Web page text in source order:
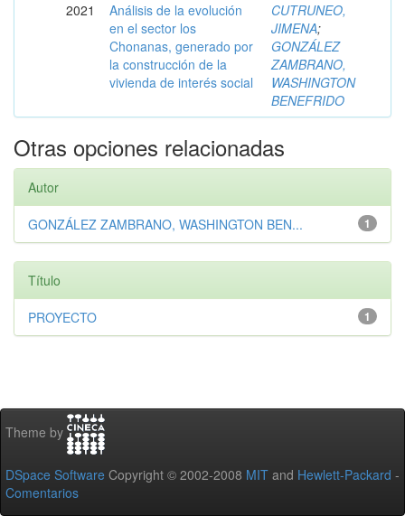
2021
Análisis de la evolución
en el sector los
Chonanas, generado por
la construcción de la
vivienda de interés social
CUTRUNEO,
JIMENA;
GONZÁLEZ
ZAMBRANO,
WASHINGTON
BENEFRIDO
Otras opciones relacionadas
Autor
1
GONZÁLEZ ZAMBRANO, WASHINGTON BEN...
Título
1
PROYECTO
Theme by
DSpace Software Copyright © 2002-2008 MIT and Hewlett-Packard -
Comentarios